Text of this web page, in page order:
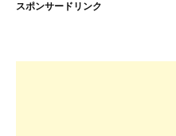
スポンサードリンク